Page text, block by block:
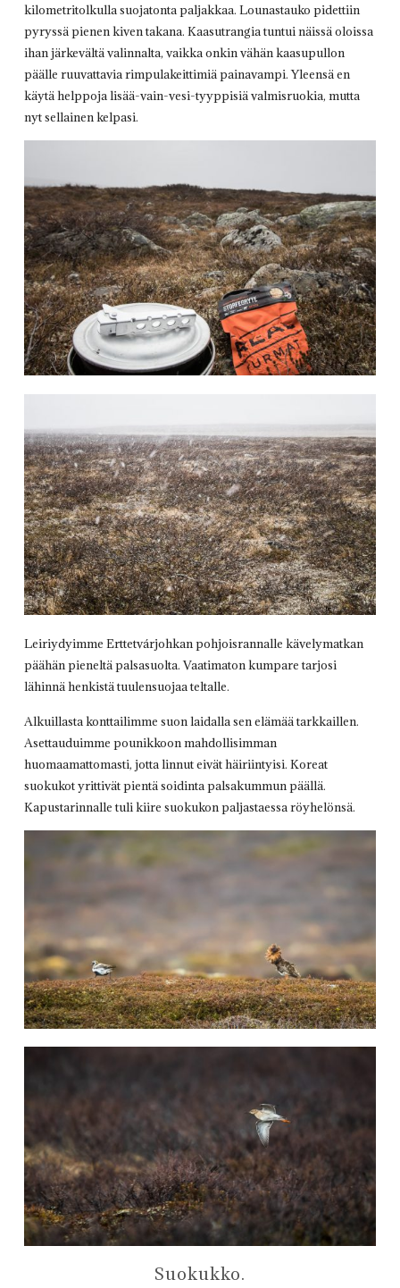
kilometritolkulla suojatonta paljakkaa. Lounastauko pidettiin
pyryssä pienen kiven takana. Kaasutrangia tuntui näissä oloissa
ihan järkevältä valinnalta, vaikka onkin vähän kaasupullon
päälle ruuvattavia rimpulakeittimiä painavampi. Yleensä en
käytä helppoja lisää-vain-vesi-tyyppisiä valmisruokia, mutta
nyt sellainen kelpasi.
Leiriydyimme Erttetvárjohkan pohjoisrannalle kävelymatkan
päähän pieneltä palsasuolta. Vaatimaton kumpare tarjosi
lähinnä henkistä tuulensuojaa teltalle.
Alkuillasta konttailimme suon laidalla sen elämää tarkkaillen.
Asettauduimme pounikkoon mahdollisimman
huomaamattomasti, jotta linnut eivät häiriintyisi. Koreat
suokukot yrittivät pientä soidinta palsakummun päällä.
Kapustarinnalle tuli kiire suokukon paljastaessa röyhelönsä.
Suokukko.